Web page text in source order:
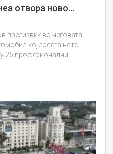
отвора ново…
предизвик во неговата
кој досега не го
26 професионални